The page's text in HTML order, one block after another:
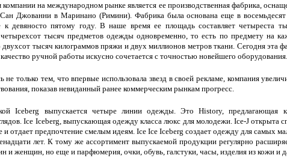
на международном рынке является ее производственная фабрика,
Джованни в Маринано (Римини). Фабрика была основана еще в восемьдесят
к девяносто пятому году. В наше время ее площадь составляет четыреста
тысяч предметов одежды одновременно, то есть по предмету на
тысяч килограммов пряжи и двух миллионов метров ткани. Сегодня эта
ручной работы искусно сочетается с точностью новейшего оборудования.
не только тем, что впервые использовала звезд в своей рекламе, компания
показав невиданный ранее коммерческим рынкам прогресс.
Iceberg выпускается четыре линии одежды. Это History, предлагающая
Ice Iceberg, выпускающая одежду класса люкс для молодежи. Ice-J открыта
и отдает предпочтение смелым идеям. Ice Ice Iceberg создает одежду для самых
лет. К тому же ассортимент выпускаемой продукции регулярно
и женщин, но еще и парфюмерия, очки, обувь, галстуки, часы, изделия из кожи и